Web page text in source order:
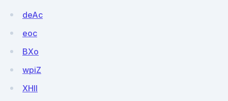
deAc
eoc
BXo
wpiZ
XHll